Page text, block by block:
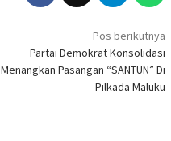
Pos berikutnya
Partai Demokrat Konsolidasi
Menangkan Pasangan “SANTUN” Di
Pilkada Maluku